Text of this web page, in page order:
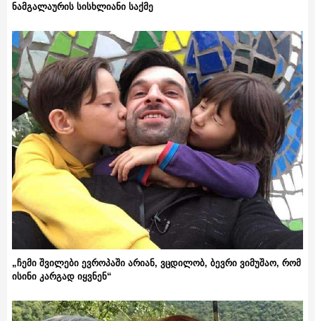
ნამგალაურის სისხლიანი საქმე
„ჩემი შვილები ევროპაში არიან, ვცდილობ, ბევრი ვიმუშაო, რომ
ისინი კარგად იყვნენ“